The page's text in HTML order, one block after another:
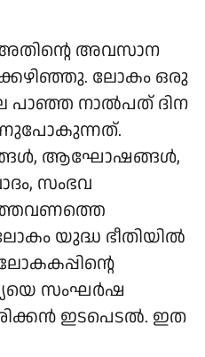
അതിന്റെ അവസാന
ലോകം ഒരു
പാഞ്ഞ നാല്‍പത് ദിന
ആഘോഷങ്ങള്‍,
സംഭവ
യുദ്ധ ഭീതിയില്‍
സംഘര്‍ഷ
ഇടപെടല്‍. ഇത